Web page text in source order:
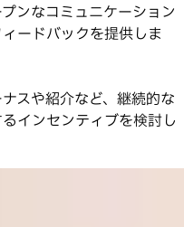
プンなコミュニケーション
ードバックを提供しま
ナスや紹介など、継続的な
インセンティブを検討し